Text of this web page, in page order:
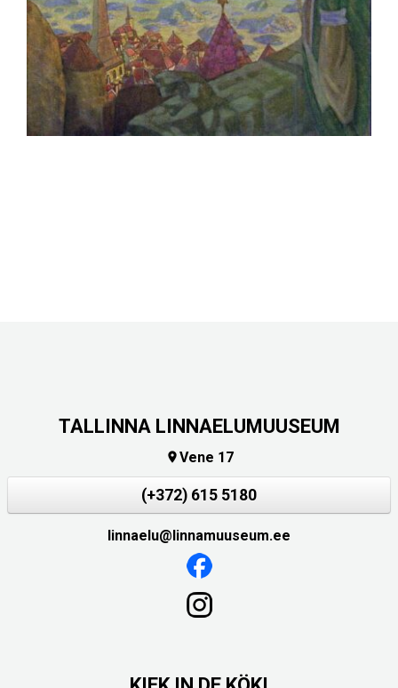
TALLINNA LINNAELUMUUSEUM
Vene 17
(+372) 615 5180
linnaelu@linnamuuseum.ee